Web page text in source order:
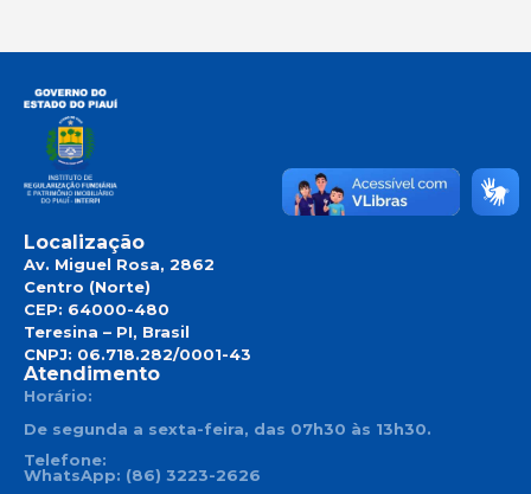
Localização
Av. Miguel Rosa, 2862
Centro (Norte)
CEP: 64000-480
Teresina – PI, Brasil
CNPJ: 06.718.282/0001-43
Atendimento
Horário:
De segunda a sexta-feira, das 07h30 às 13h30.
Telefone:
WhatsApp: (86) 3223-2626